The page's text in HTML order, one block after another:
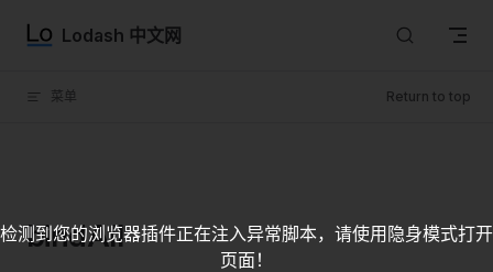
Skip to content
Lodash 中文网
菜单 Return to top
bindAll
检测到您的浏览器插件正在注入异常脚本，请使用隐身模式打开
页面！